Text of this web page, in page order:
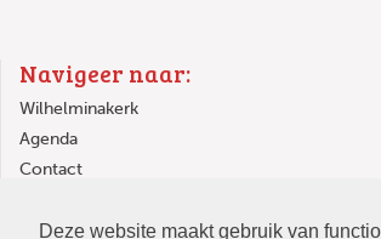
Deze website maakt gebruik van
Navigeer naar:
Wilhelminakerk
Agenda
Contact
In de Wilhelminakerk